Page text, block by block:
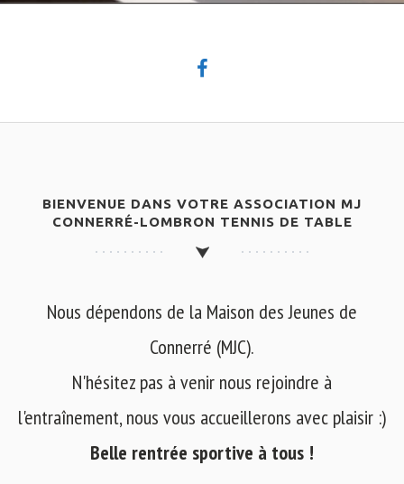
BIENVENUE DANS VOTRE ASSOCIATION MJ
CONNERRÉ-LOMBRON TENNIS DE TABLE
Nous dépendons de la Maison des Jeunes de
Connerré (MJC).
N'hésitez pas à venir nous rejoindre à
l'entraînement, nous vous accueillerons avec plaisir :)
Belle rentrée sportive à tous !